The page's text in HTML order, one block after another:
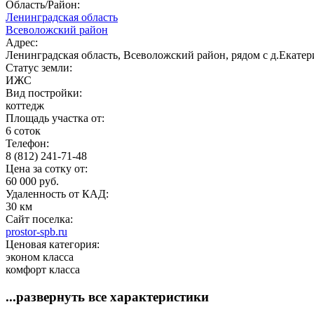
Область/Район:
Ленинградская область
Всеволожский район
Адрес:
Ленинградская область, Всеволожский район, рядом с
Статус земли:
ИЖС
Вид постройки:
коттедж
Площадь участка от:
6 соток
Телефон:
8 (812) 241-71-48
Цена за сотку от:
60 000 руб.
Удаленность от КАД:
30 км
Сайт поселка:
prostor-spb.ru
Ценовая категория:
эконом класса
комфорт класса
...развернуть все характеристики